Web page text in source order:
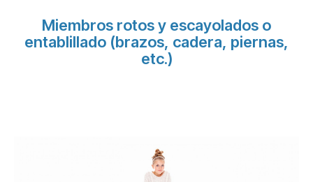
Miembros rotos y escayolados o
entablillado (brazos, cadera, piernas,
etc.)